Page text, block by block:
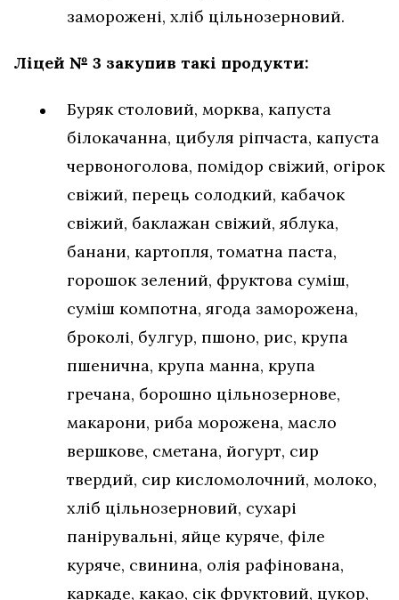
заморожені, хліб цільнозерновий.
Ліцей № 3 закупив такі продукти:
Буряк столовий, морква, капуста
білокачанна, цибуля ріпчаста, капуста
червоноголова, помідор свіжий, огірок
свіжий, перець солодкий, кабачок
свіжий, баклажан свіжий, яблука,
банани, картопля, томатна паста,
горошок зелений, фруктова суміш,
суміш компотна, ягода заморожена,
броколі, булгур, пшоно, рис, крупа
пшенична, крупа манна, крупа
гречана, борошно цільнозернове,
макарони, риба морожена, масло
вершкове, сметана, йогурт, сир
твердий, сир кисломолочний, молоко,
хліб цільнозерновий, сухарі
панірувальні, яйце куряче, філе
куряче, свинина, олія рафінована,
каркаде, какао, сік фруктовий, цукор,